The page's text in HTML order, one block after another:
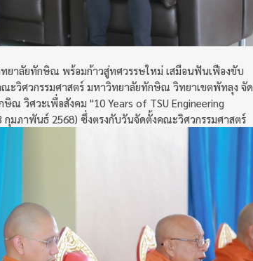
ยาลัยทักษิณ พร้อมก้าวสู่ทศวรรษใหม่ เสมือนฟันเฟืองขับ
ะวิศวกรรมศาสตร์ มหาวิทยาลัยทักษิณ วิทยาเขตพัทลุง จัด
ณ วิศวะเพื่อสังคม "10 Years of TSU Engineering
มภาพันธ์ 2568) ซึ่งตรงกับวันจัดตั้งคณะวิศวกรรมศาสตร์